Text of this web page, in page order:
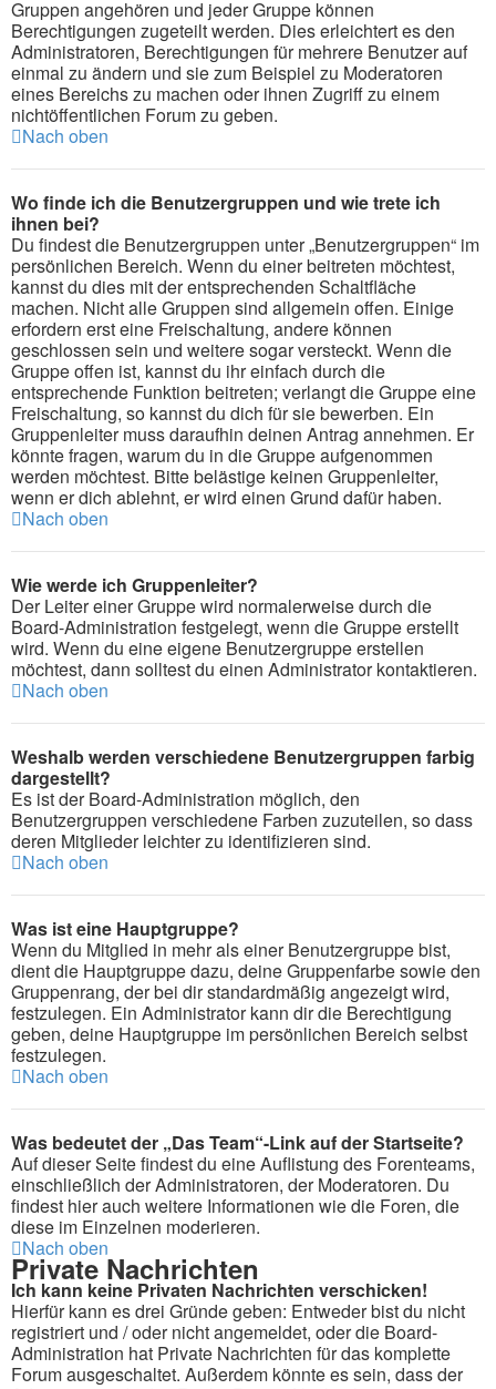
Gruppen angehören und jeder Gruppe können
Berechtigungen zugeteilt werden. Dies erleichtert es den
Administratoren, Berechtigungen für mehrere Benutzer auf
einmal zu ändern und sie zum Beispiel zu Moderatoren
eines Bereichs zu machen oder ihnen Zugriff zu einem
nichtöffentlichen Forum zu geben.
Nach oben
Wo finde ich die Benutzergruppen und wie trete ich
ihnen bei?
Du findest die Benutzergruppen unter „Benutzergruppen“ im
persönlichen Bereich. Wenn du einer beitreten möchtest,
kannst du dies mit der entsprechenden Schaltfläche
machen. Nicht alle Gruppen sind allgemein offen. Einige
erfordern erst eine Freischaltung, andere können
geschlossen sein und weitere sogar versteckt. Wenn die
Gruppe offen ist, kannst du ihr einfach durch die
entsprechende Funktion beitreten; verlangt die Gruppe eine
Freischaltung, so kannst du dich für sie bewerben. Ein
Gruppenleiter muss daraufhin deinen Antrag annehmen. Er
könnte fragen, warum du in die Gruppe aufgenommen
werden möchtest. Bitte belästige keinen Gruppenleiter,
wenn er dich ablehnt, er wird einen Grund dafür haben.
Nach oben
Wie werde ich Gruppenleiter?
Der Leiter einer Gruppe wird normalerweise durch die
Board-Administration festgelegt, wenn die Gruppe erstellt
wird. Wenn du eine eigene Benutzergruppe erstellen
möchtest, dann solltest du einen Administrator kontaktieren.
Nach oben
Weshalb werden verschiedene Benutzergruppen farbig
dargestellt?
Es ist der Board-Administration möglich, den
Benutzergruppen verschiedene Farben zuzuteilen, so dass
deren Mitglieder leichter zu identifizieren sind.
Nach oben
Was ist eine Hauptgruppe?
Wenn du Mitglied in mehr als einer Benutzergruppe bist,
dient die Hauptgruppe dazu, deine Gruppenfarbe sowie den
Gruppenrang, der bei dir standardmäßig angezeigt wird,
festzulegen. Ein Administrator kann dir die Berechtigung
geben, deine Hauptgruppe im persönlichen Bereich selbst
festzulegen.
Nach oben
Was bedeutet der „Das Team“-Link auf der Startseite?
Auf dieser Seite findest du eine Auflistung des Forenteams,
einschließlich der Administratoren, der Moderatoren. Du
findest hier auch weitere Informationen wie die Foren, die
diese im Einzelnen moderieren.
Nach oben
Private Nachrichten
Ich kann keine Privaten Nachrichten verschicken!
Hierfür kann es drei Gründe geben: Entweder bist du nicht
registriert und / oder nicht angemeldet, oder die Board-
Administration hat Private Nachrichten für das komplette
Forum ausgeschaltet. Außerdem könnte es sein, dass der